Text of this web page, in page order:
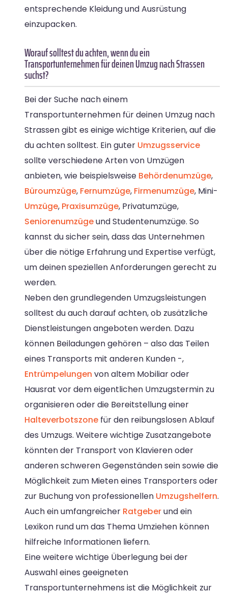
entsprechende Kleidung und Ausrüstung
einzupacken.
Worauf solltest du achten, wenn du ein
Transportunternehmen für deinen Umzug nach Strassen
suchst?
Bei der Suche nach einem
Transportunternehmen für deinen Umzug nach
Strassen gibt es einige wichtige Kriterien, auf die
du achten solltest. Ein guter Umzugsservice
sollte verschiedene Arten von Umzügen
anbieten, wie beispielsweise Behördenumzüge,
Büroumzüge, Fernumzüge, Firmenumzüge, Mini-
Umzüge, Praxisumzüge, Privatumzüge,
Seniorenumzügeund Studentenumzüge. So
kannst du sicher sein, dass das Unternehmen
über die nötige Erfahrung und Expertise verfügt,
um deinen speziellen Anforderungen gerecht zu
werden.
Neben den grundlegenden Umzugsleistungen
solltest du auch darauf achten, ob zusätzliche
Dienstleistungen angeboten werden. Dazu
können Beiladungen gehören – also das Teilen
eines Transports mit anderen Kunden -,
Entrümpelungen von altem Mobiliar oder
Hausrat vor dem eigentlichen Umzugstermin zu
organisieren oder die Bereitstellung einer
Halteverbotszone für den reibungslosen Ablauf
des Umzugs. Weitere wichtige Zusatzangebote
könnten der Transport von Klavieren oder
anderen schweren Gegenständen sein sowie die
Möglichkeit zum Mieten eines Transporters oder
zur Buchung von professionellen Umzugshelfern.
Auch ein umfangreicher Ratgeberund ein
Lexikon rund um das Thema Umziehen können
hilfreiche Informationen liefern.
Eine weitere wichtige Überlegung bei der
Auswahl eines geeigneten
Transportunternehmens ist die Möglichkeit zur